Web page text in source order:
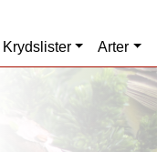
Krydslister Arter